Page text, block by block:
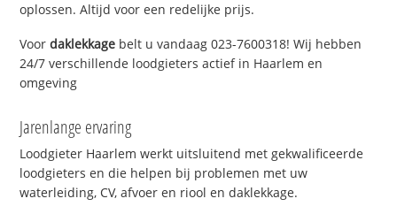
oplossen. Altijd voor een redelijke prijs.
Voordaklekkage belt u vandaag 023-7600318! Wij hebben
24/7 verschillende loodgieters actief in Haarlem en
omgeving
Jarenlange ervaring
Loodgieter Haarlem werkt uitsluitend met gekwalificeerde
loodgieters en die helpen bij problemen met uw
waterleiding, CV, afvoer en riool en daklekkage.